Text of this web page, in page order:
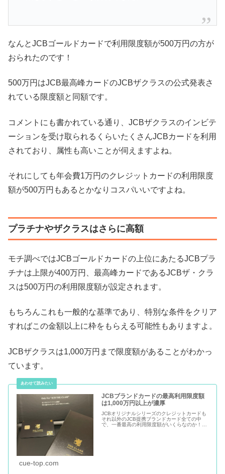
なんとJCBゴールドカードで利用限度額が500万円の方が
おられたのです！
500万円はJCB最高峰カードのJCBザクラスの公式発表さ
れている限度額と同額です。
コメントにも書かれている通り、JCBザクラスのインビテ
ーションを受け取られるくらいたくさんJCBカードを利用
されており、属性も高いことが伺えますよね。
それにしても年会費1万円のクレジットカードの利用限度
額が500万円もあるとかなりコスパいいですよね。
プラチナやザクラスはさらに高額
モチ調べではJCBゴールドカードの上位にあたるJCBプラ
チナは上限が400万円、最高峰カードであるJCBザ・クラ
スは500万円の利用限度額が設定されます。
もちろんこれも一般的な基準であり、特別な条件をクリア
すればこの金額以上に枠をもらえる可能性もありますよ。
JCBザクラスは1,000万円まで限度額があることがわかっ
ています。
JCBブランドカードの最高利用限度額
は1,000万円以上が濃厚
JCBオリジナルシリーズのクレジットカードも
それ以外のJCB提携ブランドカード全ての中
で、一番最高の利用限度額がいくらなのか！？
cue-top.com